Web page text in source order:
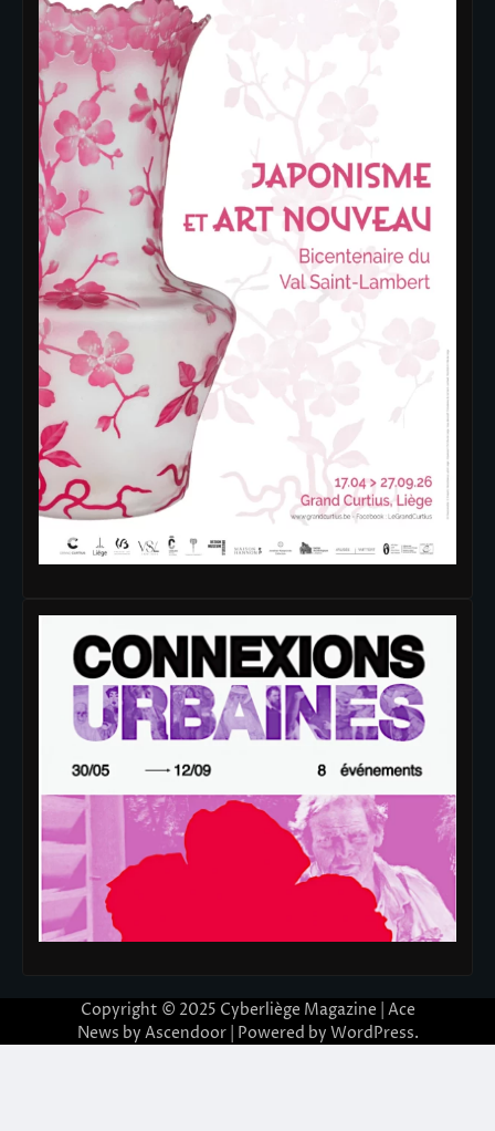
Copyright © 2025 Cyberliège Magazine | Ace
News by Ascendoor| Powered by WordPress.